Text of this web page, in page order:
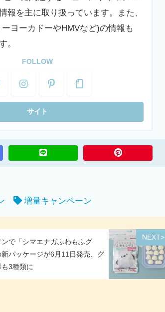
報を主に取り扱っています。また、
ヨーカドーやHMVなど)の情報も
。
FOLLOW
増量キャンペーン
NEXT>
ンで「シマエナガふわもふグ
新パッケージが6月11日発売、グ
も3種類に